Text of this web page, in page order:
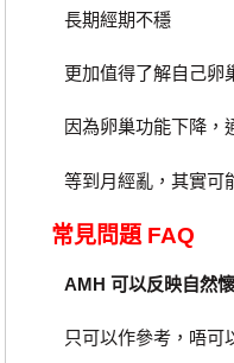
長期經期不穩
更加值得了解自己卵
因為卵巢功能下降，
等到月經亂，其實可
常見問題 FAQ
AMH 可以反映自然
只可以作參考，唔可